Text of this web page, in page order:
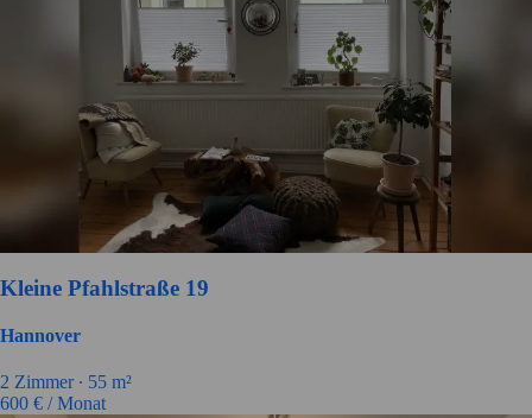
Kleine Pfahlstraße 19
Hannover
2 Zimmer ∙ 55 m²
600 € / Monat